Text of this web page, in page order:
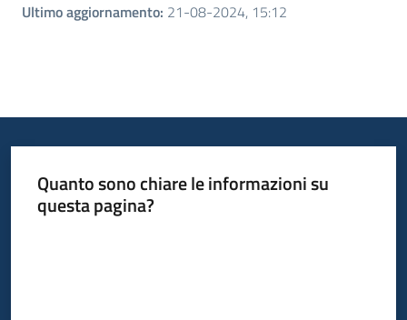
Ultimo aggiornamento: 21-08-2024, 15:12
Quanto sono chiare le informazioni su
questa pagina?